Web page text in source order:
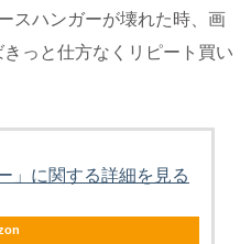
スハンガーが壊れた時、画
っと仕方なくリピート買い
」に関する詳細を見る